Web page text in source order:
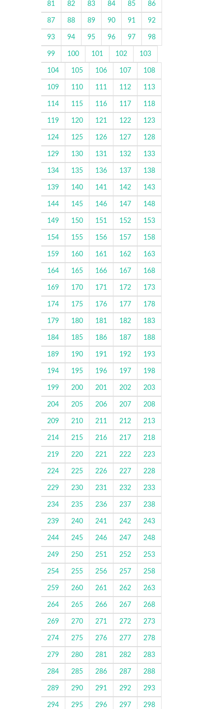
81 82 83 84 85 86
87 88 89 90 91 92
93 94 95 96 97 98
99 100 101 102 103
104 105 106 107 108
109 110 111 112 113
114 115 116 117 118
119 120 121 122 123
124 125 126 127 128
129 130 131 132 133
134 135 136 137 138
139 140 141 142 143
144 145 146 147 148
149 150 151 152 153
154 155 156 157 158
159 160 161 162 163
164 165 166 167 168
169 170 171 172 173
174 175 176 177 178
179 180 181 182 183
184 185 186 187 188
189 190 191 192 193
194 195 196 197 198
199 200 201 202 203
204 205 206 207 208
209 210 211 212 213
214 215 216 217 218
219 220 221 222 223
224 225 226 227 228
229 230 231 232 233
234 235 236 237 238
239 240 241 242 243
244 245 246 247 248
249 250 251 252 253
254 255 256 257 258
259 260 261 262 263
264 265 266 267 268
269 270 271 272 273
274 275 276 277 278
279 280 281 282 283
284 285 286 287 288
289 290 291 292 293
294 295 296 297 298